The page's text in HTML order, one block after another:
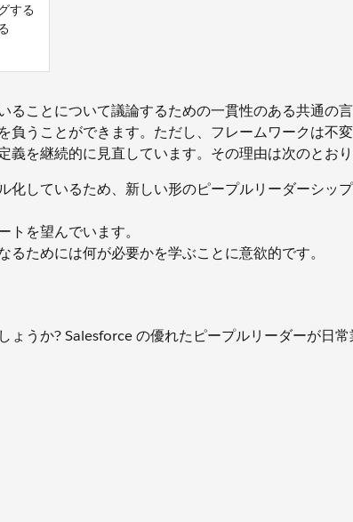
する
ことについて議論するための一貫性のある共通の
うことができます。ただし、フレームワークは不
を継続的に見直しています。その理由は次のとおり
しているため、新しい形のピープルリーダーシッ
を望んでいます。
ためには何が必要かを学ぶことに意欲的です。
うか? Salesforce の優れたピープルリーダーが日